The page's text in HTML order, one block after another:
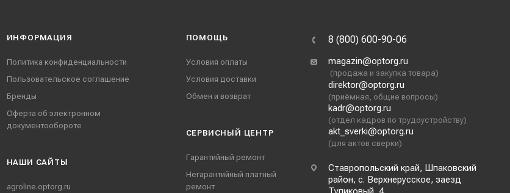
ИНФОРМАЦИЯ
Политика конфиденциальности
Пользовательское соглашение
Бренды
Оферта об электронном
документообороте
НАШИ CАЙТЫ
agroline.optorg.ru
ПОМОЩЬ
Условия оплаты
Условия доставки
Обмен и возврат
СЕРВИСНЫЙ ЦЕНТР
Гарантийный ремонт
Негарантийный платный
ремонт
8 (800) 600-90-06
magazin@optorg.ru
(продажа и закупка товара)
direktor@optorg.ru
(приёмная, общие вопросы)
kadr@optorg.ru
(отдел кадров по трудоустройству)
akt_sverki@optorg.ru
(для актов сверки)
Ставропольский край, Шпаковский
район, с. Верхнерусское, заезд